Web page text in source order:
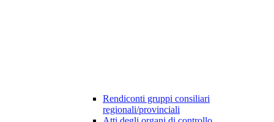
Rendiconti gruppi consiliari
regionali/provinciali